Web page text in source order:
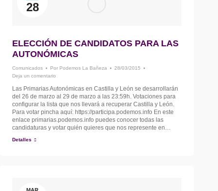
28
ELECCIÓN DE CANDIDATOS PARA LAS
AUTONÓMICAS
Comunicados Por Podemos La Bañeza
28/03/2015
Deja un comentario
Las Primarias Autonómicas en Castilla y León se desarrollarán
del 26 de marzo al 29 de marzo a las 23:59h. Votaciones para
configurar la lista que nos llevará a recuperar Castilla y León.
Para votar pincha aquí: https://participa.podemos.info En este
enlace primarias.podemos.info puedes conocer todas las
candidaturas y votar quién quieres que nos represente en…
Detalles